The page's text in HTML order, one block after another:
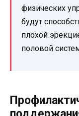
физических
будут
плохой
половой